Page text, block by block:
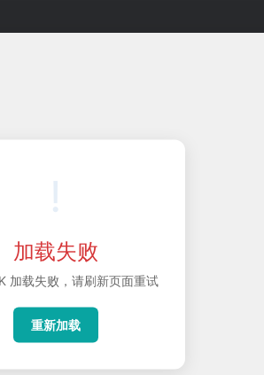
!
加载失败
加载失败，请刷新页面重试
重新加载